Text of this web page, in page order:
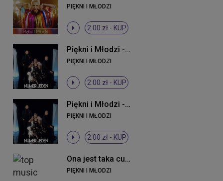
PIĘKNI I MŁODZI
2.00 zł - KUP
Piękni i Młodzi - Numer jeden (Original Mix)
PIĘKNI I MŁODZI
2.00 zł - KUP
Piękni i Młodzi - Numer jeden (Original Mix)
PIĘKNI I MŁODZI
2.00 zł - KUP
Ona jest taka cudowna
PIĘKNI I MŁODZI